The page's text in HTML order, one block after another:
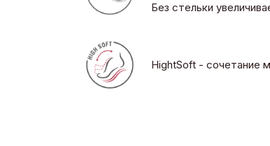
Без стельки
HightSoft - сочетание